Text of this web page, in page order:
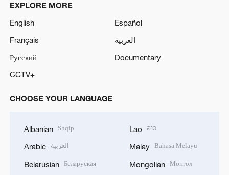
EXPLORE MORE
English
Español
Français
العربية
Русский
Documentary
CCTV+
CHOOSE YOUR LANGUAGE
Albanian Shqip
Arabic العربية
Belarusian Беларуская
Lao ລາວ
Malay Bahasa Melayu
Mongolian Монгол